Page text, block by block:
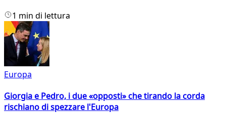
1 min di lettura
Europa
Giorgia e Pedro, i due «opposti» che tirando la corda
rischiano di spezzare l'Europa